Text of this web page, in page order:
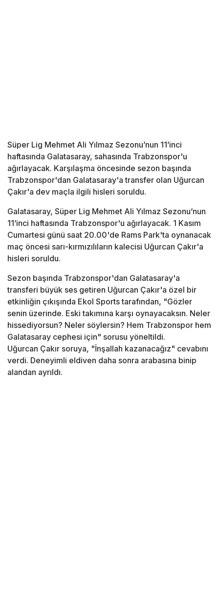
Süper Lig Mehmet Ali Yılmaz Sezonu’nun 11’inci
haftasında Galatasaray, sahasında Trabzonspor'u
ağırlayacak. Karşılaşma öncesinde sezon başında
Trabzonspor'dan Galatasaray'a transfer olan Uğurcan
Çakır'a dev maçla ilgili hisleri soruldu.
Galatasaray, Süper Lig Mehmet Ali Yılmaz Sezonu’nun
11’inci haftasında Trabzonspor'u ağırlayacak. 1 Kasım
Cumartesi günü saat 20.00'de Rams Park'ta oynanacak
maç öncesi sarı-kırmızılıların kalecisi Uğurcan Çakır'a
hisleri soruldu.
Sezon başında Trabzonspor'dan Galatasaray'a
transferi büyük ses getiren Uğurcan Çakır'a özel bir
etkinliğin çıkışında Ekol Sports tarafından, "Gözler
senin üzerinde. Eski takımına karşı oynayacaksın. Neler
hissediyorsun? Neler söylersin? Hem Trabzonspor hem
Galatasaray cephesi için" sorusu yöneltildi.
Uğurcan Çakır soruya, "İnşallah kazanacağız" cevabını
verdi. Deneyimli eldiven daha sonra arabasına binip
alandan ayrıldı.